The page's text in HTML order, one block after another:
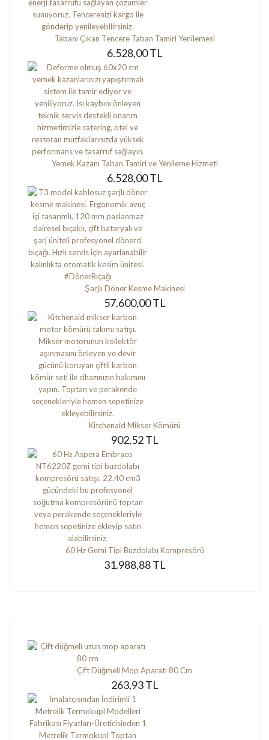
Tabanı Çıkan Tencere Taban Tamiri Yenilemesi
6.528,00 TL
Yemek Kazanı Taban Tamiri ve Yenileme Hizmeti
6.528,00 TL
Şarjlı Döner Kesme Makinesi
57.600,00 TL
Kitchenaid Mikser Kömürü
902,52 TL
60 Hz Gemi Tipi Buzdolabı Kompresörü
31.988,88 TL
Çift Düğmeli Mop Aparatı 80 Cm
263,93 TL